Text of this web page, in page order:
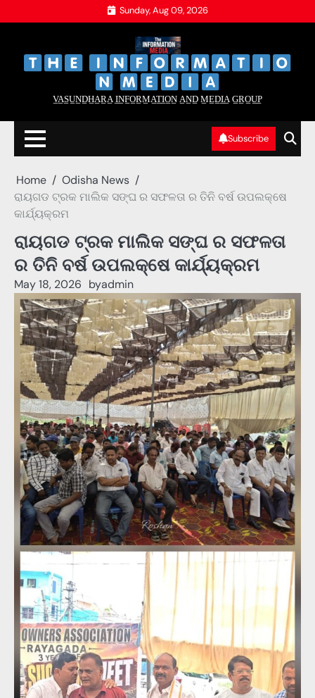
to
Sunday, Aug 09, 2026
V̲A̲S̲U̲N̲D̲H̲A̲R̲A̲ I̲N̲F̲O̲R̲M̲A̲T̲I̲O̲N̲ A̲N̲D̲ M̲E̲D̲I̲A̲ G̲R̲O̲U̲P̲
Subscribe
Home
Odisha News
ରାୟଗଡ ଟ୍ରକ ମାଲିକ ସଙ୍ଘ ର ସଫଳତା ର ତିନି ବର୍ଷ ଉପଲକ୍ଷେ
କାର୍ଯ୍ୟକ୍ରମ
ରାୟଗଡ ଟ୍ରକ ମାଲିକ ସଙ୍ଘ ର ସଫଳତା
ର ତିନି ବର୍ଷ ଉପଲକ୍ଷେ କାର୍ଯ୍ୟକ୍ରମ
May 18, 2026 byadmin